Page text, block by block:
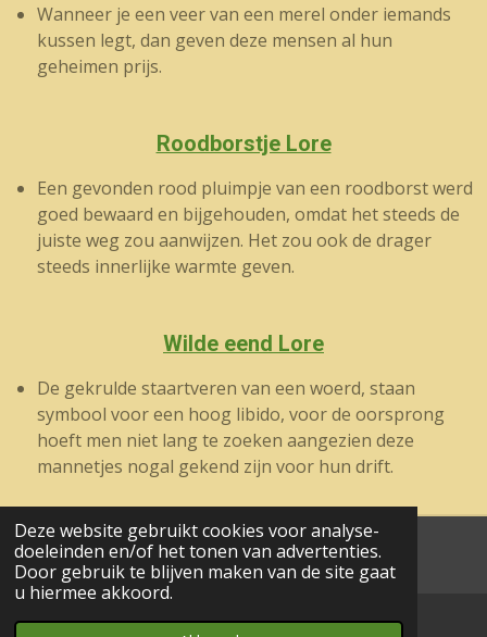
Deze website gebruikt cookies voor analyse-
doeleinden en/of het tonen van advertenties.
Door gebruik te blijven maken van de site gaat
u hiermee akkoord.
Wanneer je een veer van een merel onder iemands
kussen legt, dan geven deze mensen al hun
geheimen prijs.
Roodborstje Lore
Een gevonden rood pluimpje van een roodborst werd
goed bewaard en bijgehouden, omdat het steeds de
juiste weg zou aanwijzen. Het zou ook de drager
steeds innerlijke warmte geven.
Wilde eend Lore
De gekrulde staartveren van een woerd, staan
symbool voor een hoog libido, voor de oorsprong
hoeft men niet lang te zoeken aangezien deze
mannetjes nogal gekend zijn voor hun drift.
aa© 2017 - 2024 wesgeco